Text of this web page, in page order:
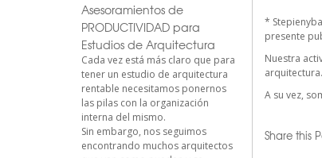
*
presente
Nuestra
arquitectura.
A su vez,
Share this
Asesoramientos de
PRODUCTIVIDAD para
Estudios de Arquitectura
Cada vez está más claro que para
tener un estudio de arquitectura
rentable necesitamos ponernos
las pilas con la organización
interna del mismo.
Sin embargo, nos seguimos
encontrando muchos arquitectos